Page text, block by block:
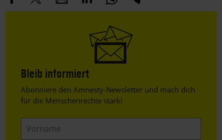
Bleib informiert
Header
Text
Abonniere den Amnesty-Newsletter und mach dich
für die Menschenrechte stark!